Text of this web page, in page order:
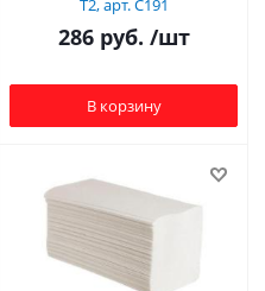
T2, арт. С191
286руб. /шт
В корзину